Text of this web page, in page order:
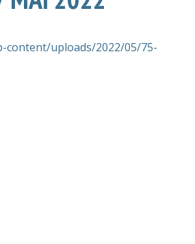
uploads/2022/05/75-